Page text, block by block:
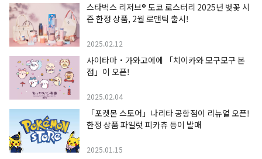
스타벅스 리저브® 도쿄 로스터리 2025년 벚꽃 시
즌 한정 상품, 2월 로맨틱 출시!
2025.02.12
사이타마・가와고에에 「치이카와 모구모구 본
점」이 오픈!
2025.02.04
「포켓몬 스토어」나리타 공항점이 리뉴얼 오픈!
한정 상품 파일럿 피카츄 등이 발매
2025.01.15